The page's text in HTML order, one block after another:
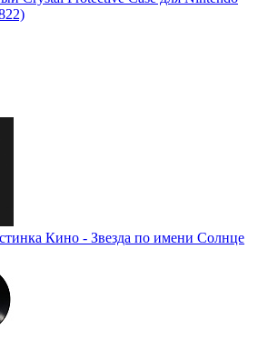
Кино - Звезда по имени Солнце